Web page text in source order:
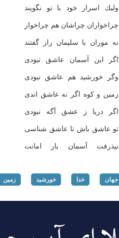
ولیك اسرار خود با تو نگویند
چراخواران چراشان هم چراخوار
نه موران با سلیمان راز گفتند
اگر این آسمان عاشق نبودی
وگر خورشید هم عاشق نبودی
زمین و كوه اگر نه عاشق اندی
اگر دریا ز عشق آگه نبودی
تو عاشق باش تا عاشق شناسی
نپذرفت آسمان بار امانت
جهان خدا خورشید زمین